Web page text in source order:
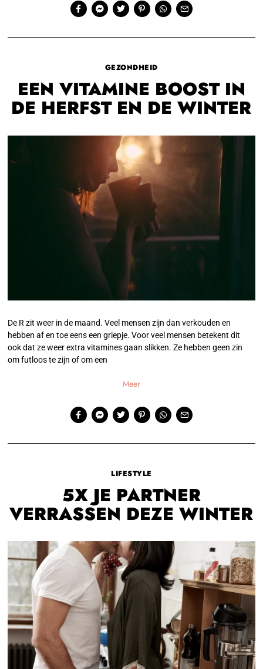
GEZONDHEID
EEN VITAMINE BOOST IN
DE HERFST EN DE WINTER
De R zit weer in de maand. Veel mensen zijn dan verkouden en
hebben af en toe eens een griepje. Voor veel mensen betekent dit
ook dat ze weer extra vitamines gaan slikken. Ze hebben geen zin
om futloos te zijn of om een
Meer
LIFESTYLE
5X JE PARTNER
VERRASSEN DEZE WINTER